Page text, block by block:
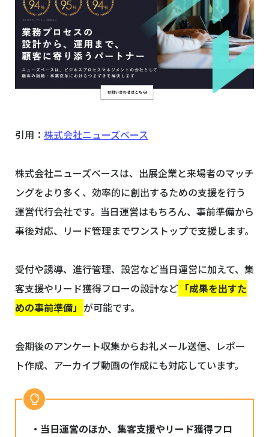
引用： 株式会社ニューズベース
株式会社ニューズベースは、出展企業と来場者のマッチ
ングをより多く、効率的に創出するための支援を行う
運営代行会社です。当日運営はもちろん、事前準備から
事後対応、リード管理までワンストップで支援します。
受付や誘導、進行管理、設営など当日運営に加えて、集
客支援やリード獲得フローの設計など 「成果を出すた
めの事前準備」 が可能です。
会期後のアンケート収集からお礼メール送信、レポー
ト作成、アーカイブ動画の作成にも対応しています。
・当日運営のほか、集客支援やリード獲得フロ